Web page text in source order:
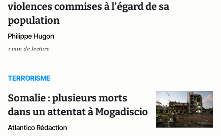
violences commises à l’égard de sa
population
Philippe Hugon
1 min de lecture
TERRORISME
Somalie : plusieurs morts
dans un attentat à Mogadiscio
Atlantico Rédaction